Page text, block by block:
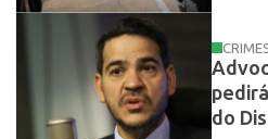
do